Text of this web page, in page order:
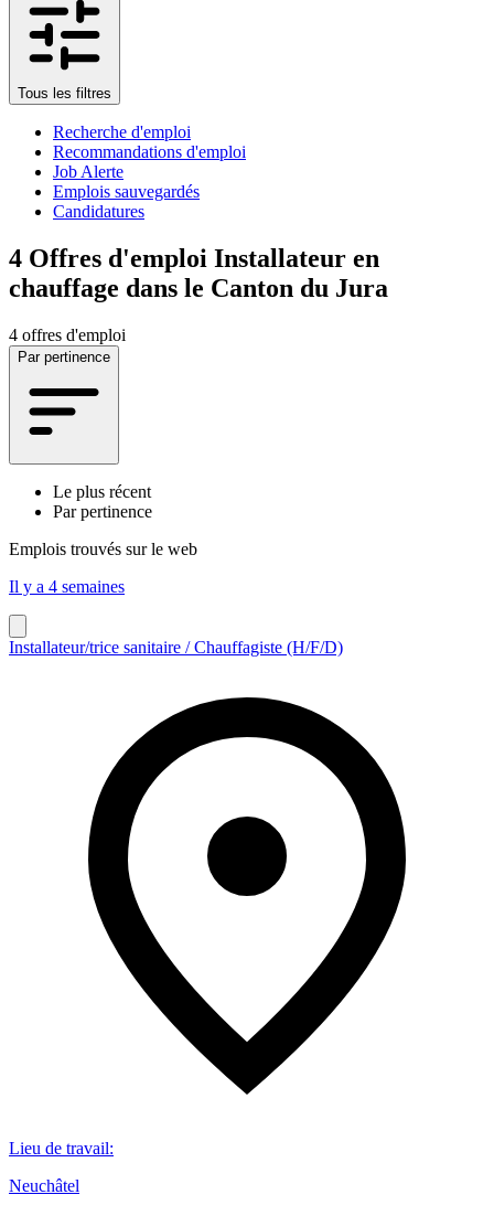
Tous les filtres
Recherche d'emploi
Recommandations d'emploi
Job Alerte
Emplois sauvegardés
Candidatures
4 Offres d'emploi Installateur en
chauffage dans le Canton du Jura
4 offres d'emploi
Par pertinence
Le plus récent
Par pertinence
Emplois trouvés sur le web
Il y a 4 semaines
Installateur/trice sanitaire / Chauffagiste (H/F/D)
Lieu de travail:
Neuchâtel